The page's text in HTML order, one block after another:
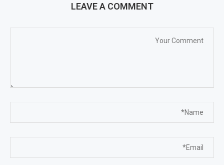
LEAVE A COMMENT